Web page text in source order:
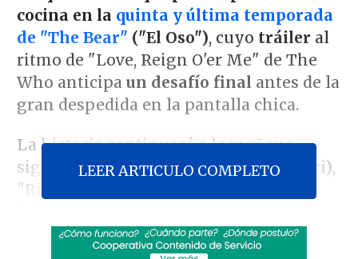
cocina en la quinta y última temporada
de "The Bear" ("El Oso"), cuyo tráiler al
ritmo de "Love, Reign O'er Me" de The
Who anticipa un desafío final antes de la
gran despedida en la pantalla chica.
La historia continuará a la mañana
siguiente de que"Sydney" (Ayo Edebiri),
"Richie" (Ebon Moss-Bachrach)
"Carmy" (Jeremy Allen White)ha
LEER ARTICULO COMPLETO